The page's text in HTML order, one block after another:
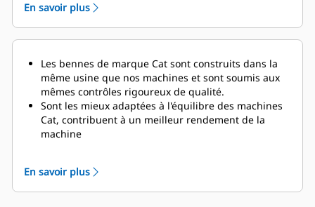
l'abaissement, avec la fonction d'amortissement
activée afin de protéger le châssis et les composants
à la fin du cycle d'abaissement.
tombereau (TPMS) permet à une exploitation
minière de gérer les charges utiles et de s'assurer
que les tombereaux ne sont pas sous-chargés ou
surchargés. Un affichage simple dans la cabine
fournit aux opérateurs des informations précises sur
la charge utile, leur permettant
matériau à chaque fois.
En savoir plus
Les bennes de marque Cat sont construits dans la
même usine que nos machines et sont soumis aux
mêmes contrôles rigoureux de qualité.
Sont les mieux adaptées à l'équilibre des machines
Cat, contribuent à un meilleur rendement de la
machine
Les bennes de tombereau Cat sont prises en charge
par le réseau mondial de concessionnaires Cat.
En savoir plus